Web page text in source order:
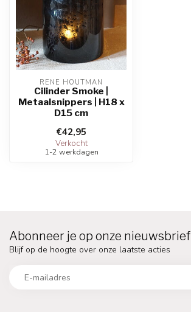
RENE HOUTMAN
Cilinder Smoke |
Metaalsnippers | H18 x
D15 cm
€42,95
Verkocht
1-2 werkdagen
Abonneer je op onze nieuwsbrief
Blijf op de hoogte over onze laatste acties